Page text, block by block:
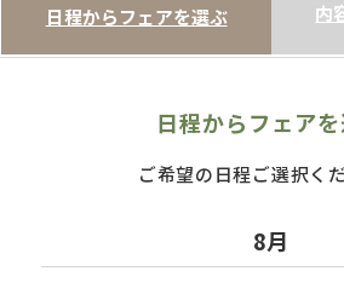
日程からフェアを選ぶ 内
日程からフェア
ご希望の日程ご選択くだ
8月